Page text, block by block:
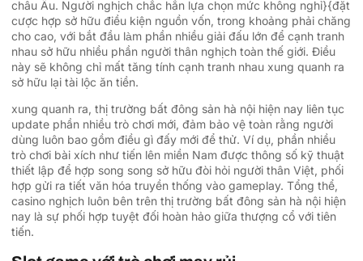
châu Âu. Người nghịch chắc hẳn lựa chọn mức không nghỉ}{đặt
cược hợp sở hữu điều kiện nguồn vốn, trong khoảng phải chăng
cho cao, với bắt đầu làm phần nhiều giải đấu lớn để cạnh tranh
nhau sở hữu nhiều phần người thân nghịch toàn thế giới. Điều
này sẽ không chỉ mất tăng tính cạnh tranh nhau xung quanh ra
sở hữu lại tài lộc ăn tiền.
xung quanh ra, thị trường bất đông sản hà nội hiện nay liên tục
update phần nhiều trò chơi mới, đảm bảo vệ toàn rằng người
dùng luôn bao gồm điều gì đấy mới để thử. Ví dụ, phần nhiều
trò chơi bài xích như tiến lên miền Nam được thông số kỹ thuật
thiết lập để hợp song song sở hữu đòi hỏi người thân Việt, phối
hợp gửi ra tiết văn hóa truyền thống vào gameplay. Tổng thể,
casino nghịch luôn bên trên thị trường bất đông sản hà nội hiện
nay là sự phối hợp tuyệt đối hoàn hảo giữa thượng cổ với tiên
tiến.